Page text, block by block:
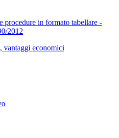
procedure in formato tabellare -
2012
vantaggi economici